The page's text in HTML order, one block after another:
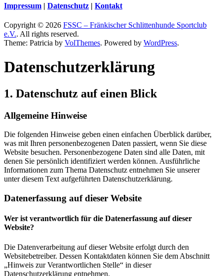
Impressum | Datenschutz | Kontakt
Copyright © 2026 FSSC – Fränkischer Schlittenhunde Sportclub
e.V.. All rights reserved.
Theme: Patricia by VolThemes. Powered by WordPress.
Datenschutz­erklärung
1. Datenschutz auf einen Blick
Allgemeine Hinweise
Die folgenden Hinweise geben einen einfachen Überblick darüber,
was mit Ihren personenbezogenen Daten passiert, wenn Sie diese
Website besuchen. Personenbezogene Daten sind alle Daten, mit
denen Sie persönlich identifiziert werden können. Ausführliche
Informationen zum Thema Datenschutz entnehmen Sie unserer
unter diesem Text aufgeführten Datenschutzerklärung.
Datenerfassung auf dieser Website
Wer ist verantwortlich für die Datenerfassung auf dieser
Website?
Die Datenverarbeitung auf dieser Website erfolgt durch den
Websitebetreiber. Dessen Kontaktdaten können Sie dem Abschnitt
„Hinweis zur Verantwortlichen Stelle“ in dieser
Datenschutzerklärung entnehmen.